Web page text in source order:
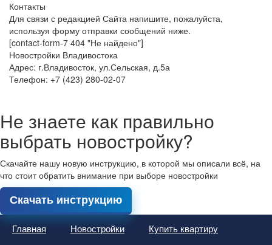
Контакты
Для связи с редакцией Сайта напишите, пожалуйста,
используя форму отправки сообщений ниже.
[contact-form-7 404 "Не найдено"]
Новостройки Владивостока
Адрес: г.Владивосток, ул.Сельская, д.5а
Телефон: +7 (423) 280-02-07
Не знаете как правильно
выбрать новостройку?
Скачайте нашу новую инструкцию, в которой мы описали всё, на
что стоит обратить внимание при выборе новостройки
Скачать инструкцию
Главная Новостройки Купить квартиру